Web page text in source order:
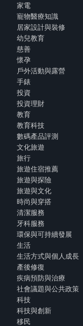
家電
寵物醫療知識
居家設計與裝修
幼兒教育
慈善
懷孕
戶外活動與露營
手錶
投資
投資理財
教育
教育科技
數碼產品評測
文化旅遊
旅行
旅遊住宿推薦
旅遊與探險
旅遊與文化
時尚與穿搭
清潔服務
牙科服務
環保與可持續發展
生活
生活方式與個人成長
產後修復
疾病預防與治療
社會議題與公共政策
科技
科技與創新
移民